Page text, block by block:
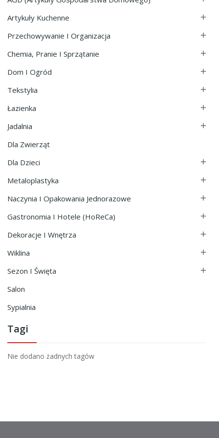
Artykuły Kuchenne 
Przechowywanie I Organizacja 
Chemia, Pranie I Sprzątanie 
Dom I Ogród 
Tekstylia 
Łazienka 
Jadalnia 
Dla Zwierząt
Dla Dzieci

Metaloplastyka 
Naczynia I Opakowania Jednorazowe 
Gastronomia I Hotele (HoReCa) 
Dekoracje I Wnętrza 
Wiklina 
Sezon I Święta 
Salon
Sypialnia
Tagi
Nie dodano żadnych tagów